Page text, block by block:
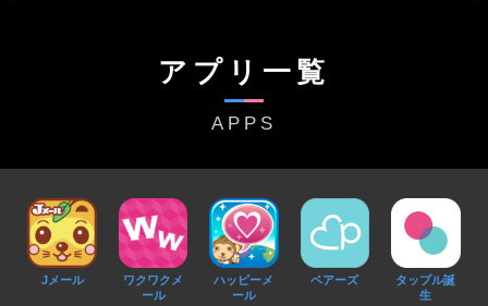
アプリ一覧
APPS
Jメール
ワクワクメ
ール
ハッピーメ
ール
ペアーズ
タップル誕
生